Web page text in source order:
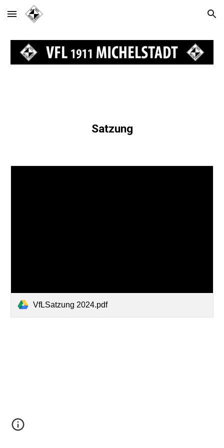
Skip to main content Skip to navigation
Satzung
VfLSatzung 2024.pdf